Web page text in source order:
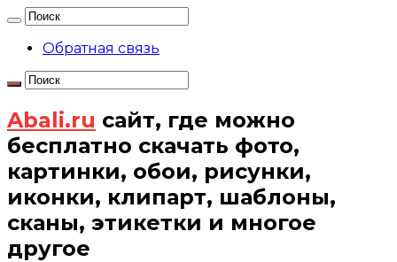
Обратная связь
Abali.ru сайт, где можно
бесплатно скачать фото,
картинки, обои, рисунки,
иконки, клипарт, шаблоны,
сканы, этикетки и многое
другое